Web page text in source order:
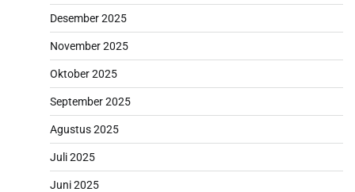
Desember 2025
November 2025
Oktober 2025
September 2025
Agustus 2025
Juli 2025
Juni 2025